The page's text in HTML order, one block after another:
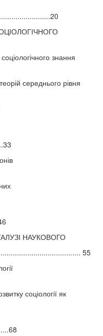
знання
середнього рівня
НАУКОВОГО
55
соціології як